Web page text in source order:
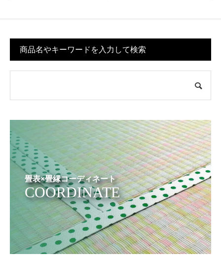
商品名やキーワードを入力して検索
畳表×畳縁コーディネート
COORDINATE